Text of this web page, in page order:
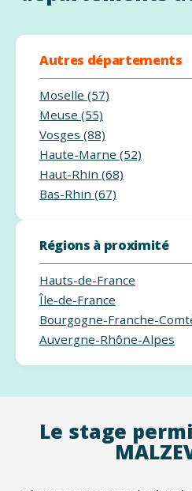
Autres départements
Moselle (57)
Meuse (55)
Vosges (88)
Haute-Marne (52)
Haut-Rhin (68)
Bas-Rhin (67)
Régions à proximité
Hauts-de-France
Île-de-France
Bourgogne-Franche-
Auvergne-Rhône-Alpes
Le stage